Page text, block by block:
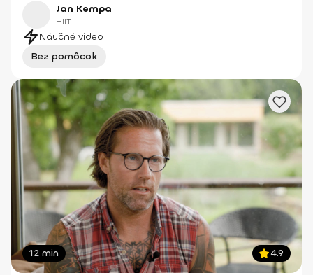
Jan Kempa
HIIT
Náučné video
Bez pomôcok
12 min 4.9